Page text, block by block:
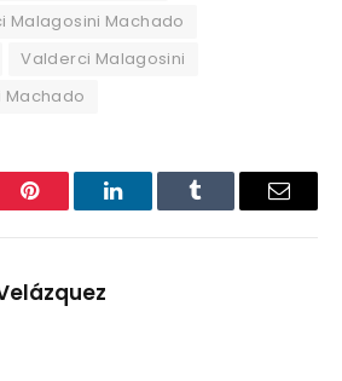
Malagosini Machado
Valderci Malagosini
Machado
Pinterest LinkedInTumblr Email